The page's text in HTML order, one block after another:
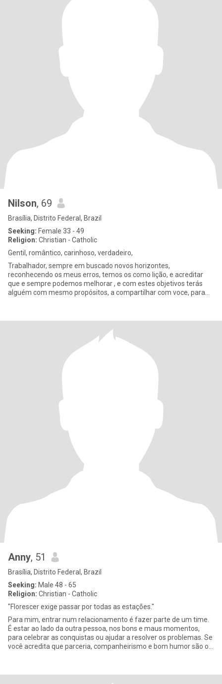
Nilson, 69
Brasília, Distrito Federal, Brazil
Seeking: Female 33 - 49
Religion: Christian - Catholic
Gentil, romântico, carinhoso, verdadeiro,
Trabalhador, sempre em buscado novos horizontes,
reconhecendo os meus erros, temos os como lição, e acreditar
que e sempre podemos melhorar , e com estes objetivos terás
alguém com mesmo propósitos, a compartilhar com voce, para
Anny, 51
Brasília, Distrito Federal, Brazil
Seeking: Male 48 - 65
Religion: Christian - Catholic
"Florescer exige passar por todas as estações."
Para mim, entrar num relacionamento é fazer parte de um time.
É estar ao lado da outra pessoa, nos bons e maus momentos,
para celebrar as conquistas ou ajudar a resolver os problemas. Se
você acredita que parceria, companheirismo e bom humor são os